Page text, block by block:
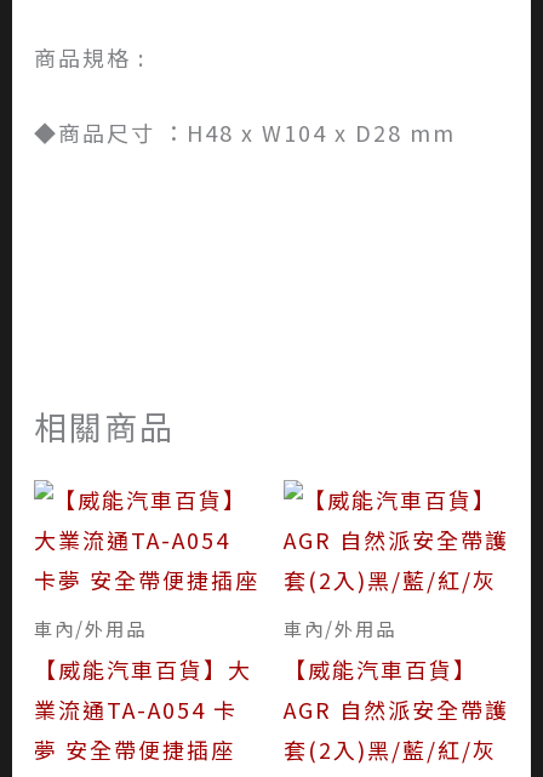
商品規格 :
◆商品尺寸 ：H48 x W104 x D28 mm
相關商品
車內/外用品
【威能汽車百貨】大
業流通TA-A054 卡
夢 安全帶便捷插座
車內/外用品
【威能汽車百貨】
AGR 自然派安全帶護
套(2入)黑/藍/紅/灰